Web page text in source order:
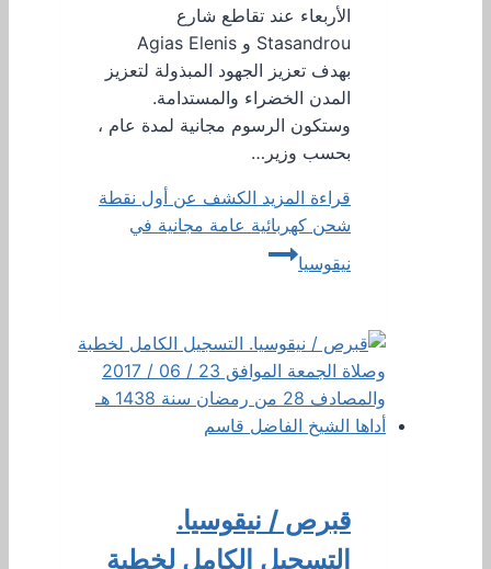
الأربعاء عند تقاطع شارع
Stasandrou و Agias Elenis
بهدف تعزيز الجهود المبذولة لتعزيز
المدن الخضراء والمستدامة.
وستكون الرسوم مجانية لمدة عام ،
بحسب وزير…
قراءة المزيد الكشف عن أول نقطة
شحن كهربائية عامة مجانية في
نيقوسيا
قبرص / نيقوسيا.
التسجيل الكامل لخطبة